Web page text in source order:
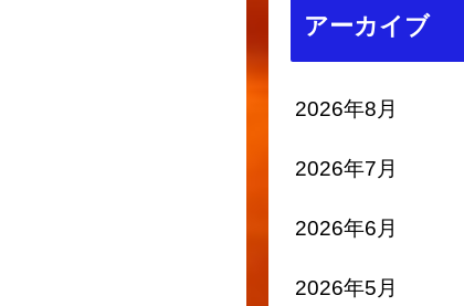
アーカイブ
2026年8月
2026年7月
2026年6月
2026年5月